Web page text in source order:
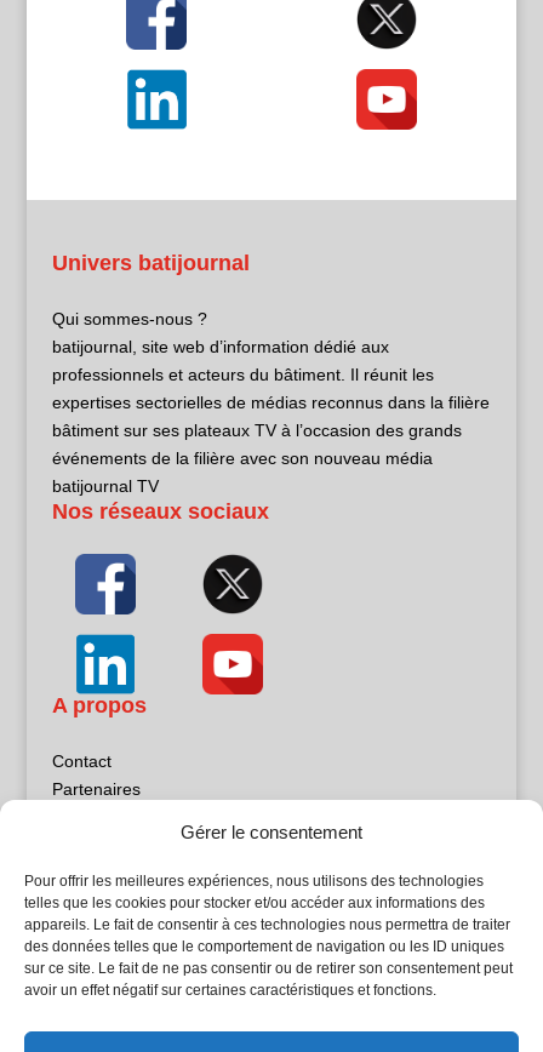
Gérer le consentement
Pour offrir les meilleures expériences, nous utilisons des technologies
telles que les cookies pour stocker et/ou accéder aux informations des
appareils. Le fait de consentir à ces technologies nous permettra de traiter
des données telles que le comportement de navigation ou les ID uniques
sur ce site. Le fait de ne pas consentir ou de retirer son consentement peut
avoir un effet négatif sur certaines caractéristiques et fonctions.
Univers batijournal
Qui sommes-nous ?
batijournal, site web d’information dédié aux
professionnels et acteurs du bâtiment. Il réunit les
expertises sectorielles de médias reconnus dans la filière
bâtiment sur ses plateaux TV à l’occasion des grands
événements de la filière avec son nouveau média
batijournal TV
Nos réseaux sociaux
A propos
Contact
Partenaires
Politique de confidentialité
Sites partenaires
5Façades
Atrium Patrimoine
L'Atelier Bois